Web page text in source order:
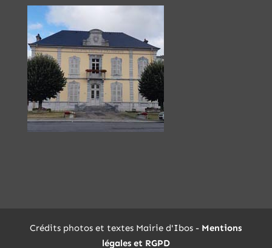
Crédits photos et textes Mairie d'Ibos - Mentions
légales et RGPD